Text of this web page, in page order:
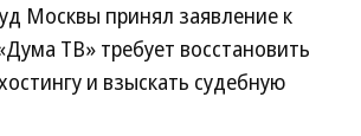
Москвы принял заявление к
ТВ» требует восстановить
и взыскать судебную